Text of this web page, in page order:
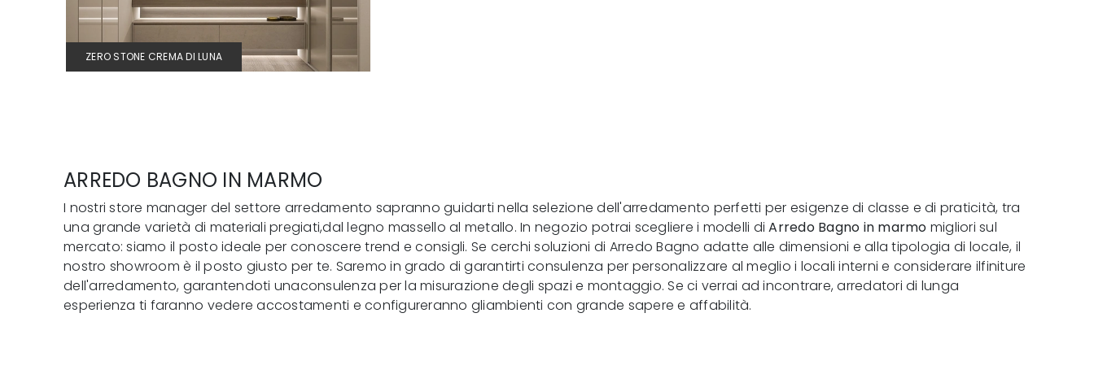
ZERO STONE CREMA DI LUNA
ARREDO BAGNO IN MARMO
I nostri store manager del settore arredamento sapranno guidarti nella selezione dell'arredamento perfetti per esigenze di classe e di praticità, tra
una grande varietà di materiali pregiati,dal legno massello al metallo. In negozio potrai scegliere i modelli diArredo Bagno in marmo migliori sul
mercato: siamo il posto ideale per conoscere trend e consigli. Se cerchi soluzioni di Arredo Bagno adatte alle dimensioni e alla tipologia di locale, il
nostro showroom è il posto giusto per te. Saremo in grado di garantirti consulenza per personalizzare al meglio i locali interni e considerare ilfiniture
dell'arredamento, garantendoti unaconsulenza per la misurazione degli spazi e montaggio. Se ci verrai ad incontrare, arredatori di lunga
esperienza ti faranno vedere accostamenti e configureranno gliambienti con grande sapere e affabilità.